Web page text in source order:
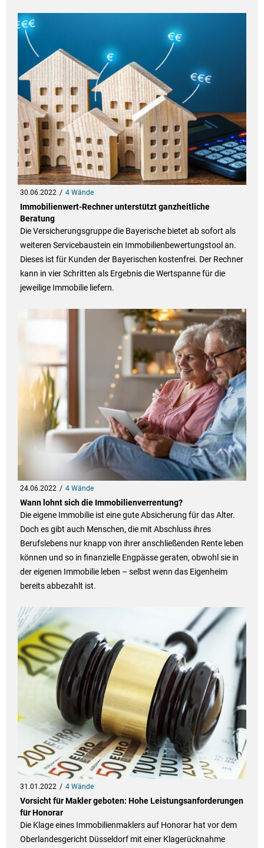
30.06.2022 4 Wände
Immobilienwert-Rechner unterstützt ganzheitliche
Beratung
Die Versicherungsgruppe die Bayerische bietet ab sofort als
weiteren Servicebaustein ein Immobilienbewertungstool an.
Dieses ist für Kunden der Bayerischen kostenfrei. Der Rechner
kann in vier Schritten als Ergebnis die Wertspanne für die
jeweilige Immobilie liefern.
24.06.2022 4 Wände
Wann lohnt sich die Immobilienverrentung?
Die eigene Immobilie ist eine gute Absicherung für das Alter.
Doch es gibt auch Menschen, die mit Abschluss ihres
Berufslebens nur knapp von ihrer anschließenden Rente leben
können und so in finanzielle Engpässe geraten, obwohl sie in
der eigenen Immobilie leben – selbst wenn das Eigenheim
bereits abbezahlt ist.
31.01.2022 4 Wände
Vorsicht für Makler geboten: Hohe Leistungsanforderungen
für Honorar
Die Klage eines Immobilienmaklers auf Honorar hat vor dem
Oberlandesgericht Düsseldorf mit einer Klagerücknahme